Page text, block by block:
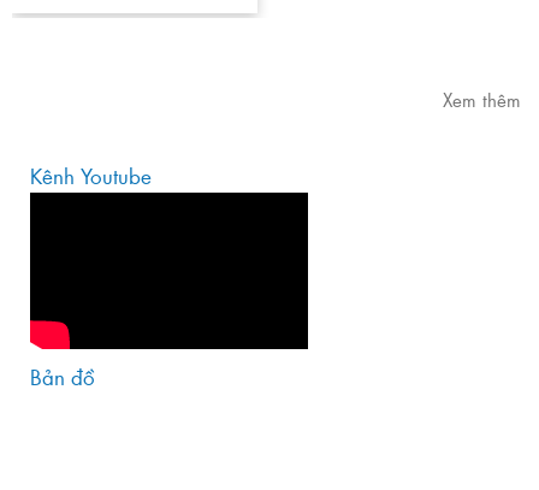
Xem thêm
Kênh Youtube
Bản đồ